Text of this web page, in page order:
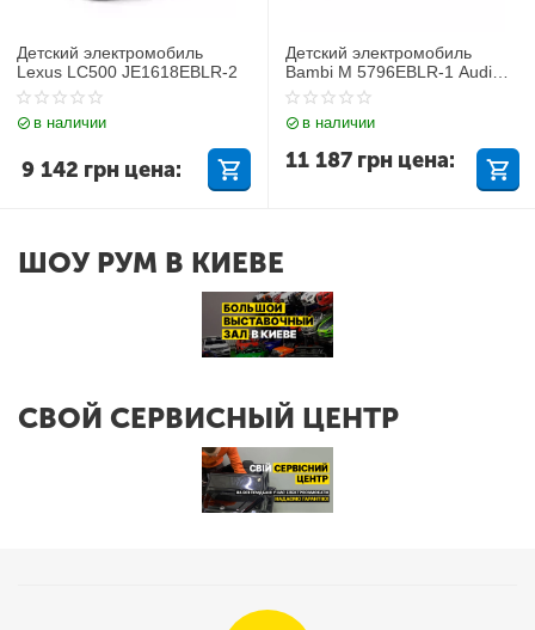
Детский электромобиль
Lexus LC500 JE1618EBLR-2
в наличии
9 142 грн цена:
Детский электромобиль
Bambi M 5796EBLR-1 Audi
Q7
в наличии
11 187 грн цена:
ШОУ РУМ В КИЕВЕ
СВОЙ СЕРВИСНЫЙ ЦЕНТР